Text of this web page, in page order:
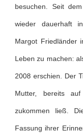
besuchen. Seit
wieder dauerhaft
Margot Friedländer
Leben zu machen:
2008 erschien. Der
Mutter, bereits
zukommen ließ.
Fassung ihrer